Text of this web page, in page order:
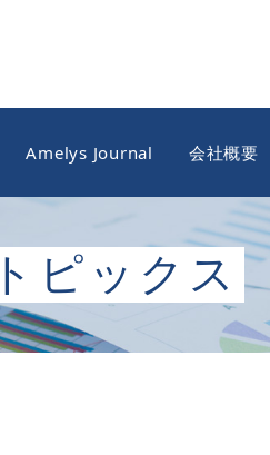
Amelys Journal 会社概要
トピックス